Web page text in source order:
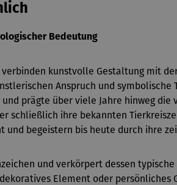
Bedeutung
verbinden kunstvolle Gestaltung mit
Anspruch und
prägte über viele Jahre hinweg
schließlich ihre bekannten
begeistern bis heute durch ihre
und verkörpert dessen
Element oder